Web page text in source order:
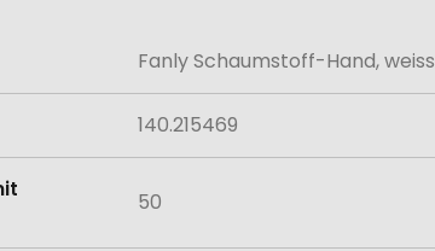
Fanly Schaumstoff-Hand, weiss
140.215469
50